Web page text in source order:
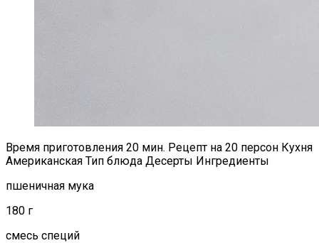
Время приготовления 20 мин. Рецепт на 20 персон Кухня
Американская Тип блюда Десерты Ингредиенты
пшеничная мука
180 г
смесь специй